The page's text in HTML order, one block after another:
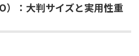
）：大判サイズと実用性重